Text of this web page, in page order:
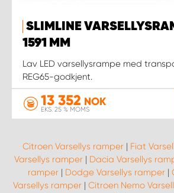
SLIMLINE
1591 MM
Lav LED varsellysrampe med
REG65-godkjent.
13 352 NOK
EKS. 25 % MOMS
Citroen Varsellys ramper | Fiat
Varsellys ramper| Dacia Varsellys
ramper | Dodge Varsellys ramper |
Varsellys ramper| Citroen Nemo